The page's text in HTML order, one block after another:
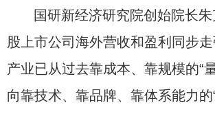
国研新经济研究院创始院长
股上市公司海外营收和盈利同步
产业已从过去靠成本、靠规模的“
向靠技术、靠品牌、靠体系能力的